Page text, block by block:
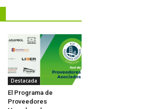
Destacada
El Programa de
Proveedores